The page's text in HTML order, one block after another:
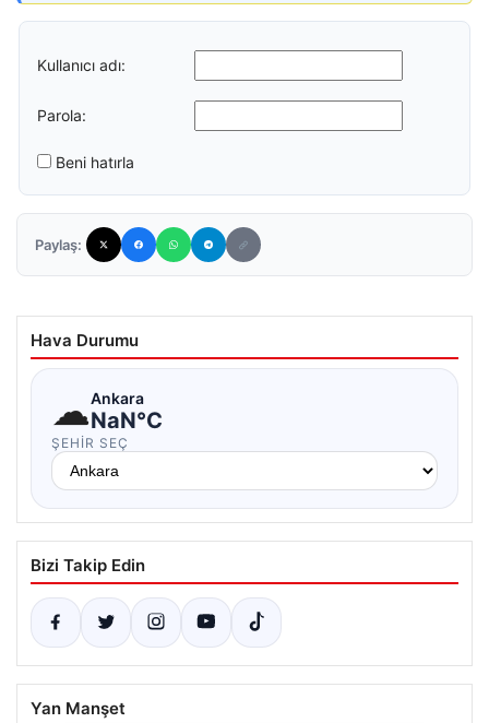
Kullanıcı adı:
Parola:
Beni hatırla
Paylaş:
Hava Durumu
☁Ankara
NaN°C
ŞEHIR SEÇ
Bizi Takip Edin
Yan Manşet